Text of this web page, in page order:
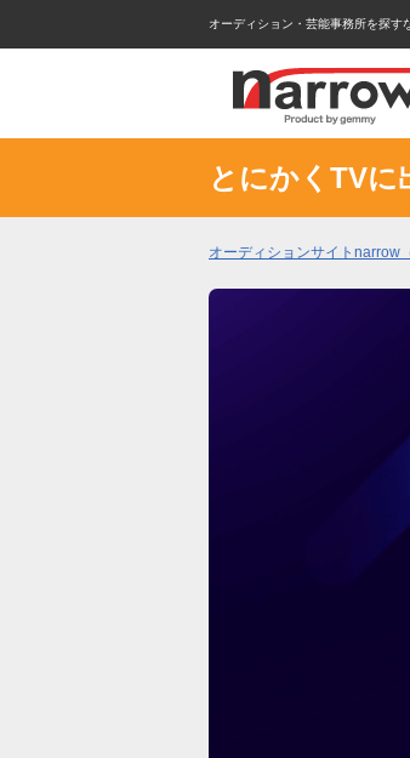
オーディション・芸能事務所を探す
とにかくTVに
オーディションサイトnarrow